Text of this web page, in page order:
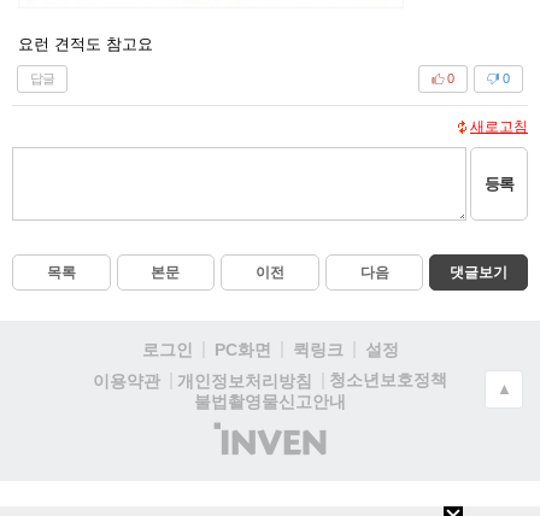
요런 견적도 참고요
답글 0
0
새로고침
등록
목록 본문 이전 다음 댓글보기
로그인 PC화면 퀵링크
설정
이용약관
개인정보처리방침
청소년보호정책
불법촬영물신고안내
(주)
인
▲